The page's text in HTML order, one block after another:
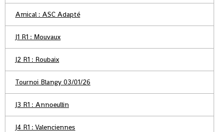
Amical : ASC Adapté
J1 R1 : Mouvaux
J2 R1 : Roubaix
Tournoi Blangy 03/01/26
J3 R1 : Annoeullin
J4 R1 : Valenciennes